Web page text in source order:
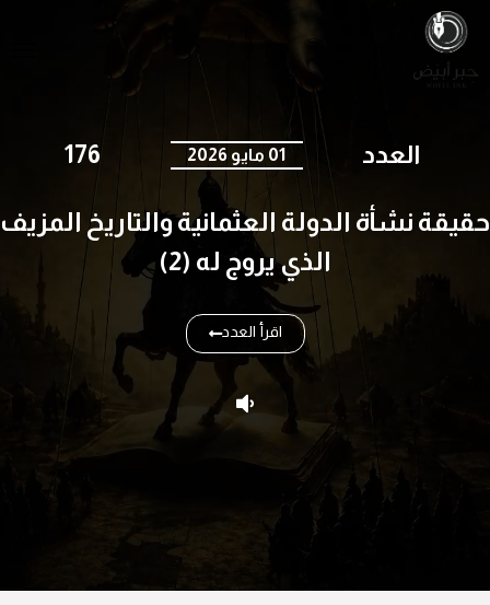
العدد 01 مايو 2026 176
حقيقة نشأة الدولة العثمانية والتاريخ المزيف
الذي يروج له (2)
اقرأ العدد